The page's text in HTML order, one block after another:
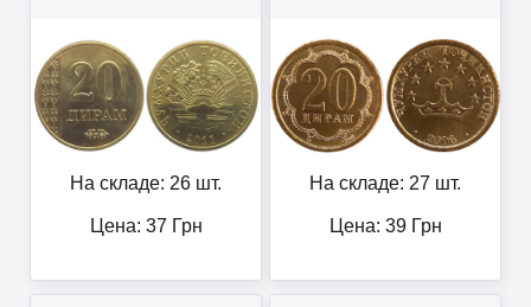
На складе: 26 шт.
Цена: 37 Грн
На складе: 27 шт.
Цена: 39Грн